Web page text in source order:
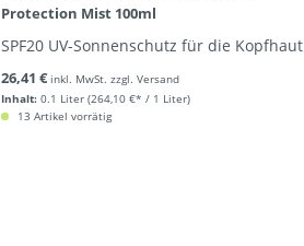
Protection Mist 100ml
SPF20 UV-Sonnenschutz für die Kopfhaut
Inhalt: 0.1 Liter (264,10 €* / 1 Liter)
26,41 € inkl. MwSt. zzgl. Versand
13 Artikel vorrätig